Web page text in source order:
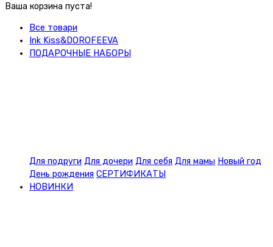
Ваша корзина пуста!
Все товари
Ink Kiss&DOROFEEVA
ПОДАРОЧНЫЕ НАБОРЫ
Для подруги Для дочери Для себя Для мамы Новый год
День рождения СЕРТИФИКАТЫ
НОВИНКИ